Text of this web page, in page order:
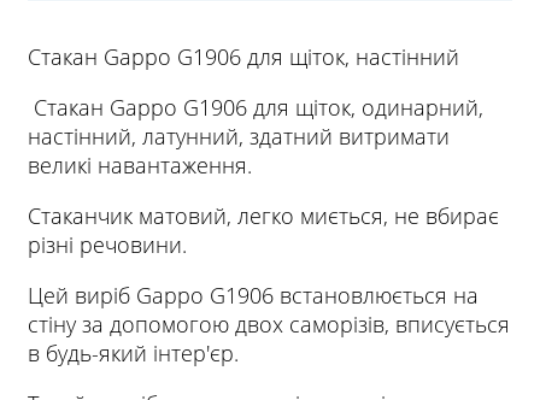
Стакан Gappo G1906 для щіток, настінний
Стакан Gappo G1906 для щіток, одинарний,
настінний, латунний, здатний витримати
великі навантаження.
Стаканчик матовий, легко миється, не вбирає
різні речовини.
Цей виріб Gappo G1906 встановлюється на
стіну за допомогою двох саморізів, вписується
в будь-який інтер'єр.